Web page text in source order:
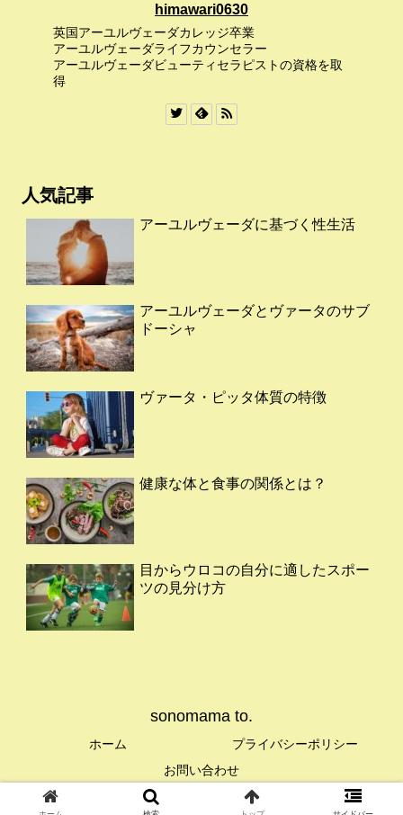
himawari0630
英国アーユルヴェーダカレッジ卒業
アーユルヴェーダライフカウンセラー
アーユルヴェーダビューティセラピストの資格を取
得
人気記事
アーユルヴェーダに基づく性生活
アーユルヴェーダとヴァータのサブ
ドーシャ
ヴァータ・ピッタ体質の特徴
健康な体と食事の関係とは？
目からウロコの自分に適したスポー
ツの見分け方
sonomama to.
ホーム
プライバシーポリシー
お問い合わせ
© 2020 sonomama to..